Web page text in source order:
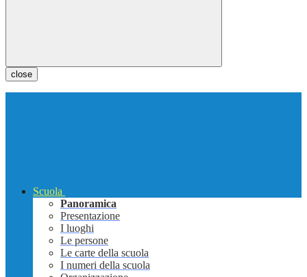
close
Scuola
Panoramica
Presentazione
I luoghi
Le persone
Le carte della scuola
I numeri della scuola